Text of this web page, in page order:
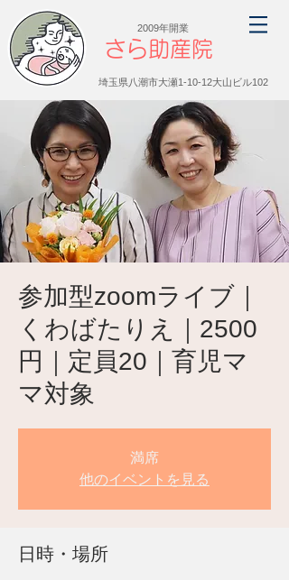
さら助産院
埼玉県八潮市大瀬1-10-12大山ビル102
2009年開業
参加型zoomライブ｜
くわばたりえ｜2500
円｜定員20｜育児マ
マ対象
満席
他のイベントを見る
日時・場所